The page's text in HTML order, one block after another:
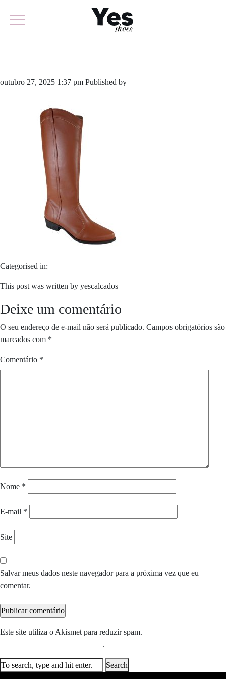
outubro 27, 2025 1:37 pm Published by
Categorised in:
This post was written by yescalcados
Deixe um comentário
O seu endereço de e-mail não será publicado. Campos obrigatórios são
marcados com *
Comentário *
Nome *
E-mail *
Site
Salvar meus dados neste navegador para a próxima vez que eu
comentar.
Este site utiliza o Akismet para reduzir spam.
.
Search